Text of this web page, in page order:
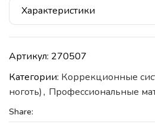
Характеристики
Артикул: 270507
Категории: Коррекционные
ноготь), Профессиональные
Share: